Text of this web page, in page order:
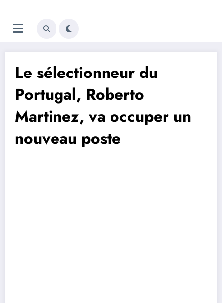
au
contenu
Trivela
L'actualité du football
Le sélectionneur du
Portugal, Roberto
Martinez, va occuper un
nouveau poste